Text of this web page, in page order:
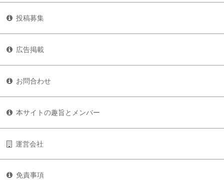
投稿募集
広告掲載
お問合わせ
本サイトの趣旨とメンバー
運営会社
免責事項